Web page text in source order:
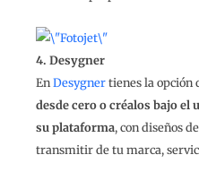
4. Desygner
EnDesygnertienes la opción
desde cero o créalos bajo el
su plataforma, con diseños
transmitir de tu marca,